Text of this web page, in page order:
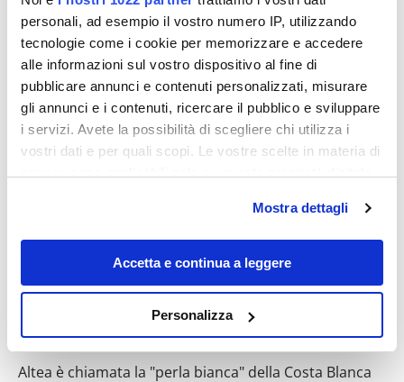
personali, ad esempio il vostro numero IP, utilizzando
tecnologie come i cookie per memorizzare e accedere
alle informazioni sul vostro dispositivo al fine di
pubblicare annunci e contenuti personalizzati, misurare
gli annunci e i contenuti, ricercare il pubblico e sviluppare
i servizi. Avete la possibilità di scegliere chi utilizza i
vostri dati e per quali scopi. Le vostre scelte in materia di
modificare o revocare il proprio consenso in qualsiasi
momento dalla Dichiarazione sui cookie o facendo clic
sull'icona di attivazione della privacy.
raccogliere informazioni sulla tua posizione
geografica, con un'approssimazione di qualche
metro,
Mostra dettagli
Accetta e continua a leggere
Personalizza
Destinazioni
È una delle più belle città di mare della
Spagna: Altea, cosa vedere nella “perla
bianca” della Costa Brava
Altea è chiamata la "perla bianca" della Costa Blanca